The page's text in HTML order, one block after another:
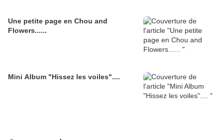
Une petite page en Chou and
Flowers......
Mini Album "Hissez les voiles"....